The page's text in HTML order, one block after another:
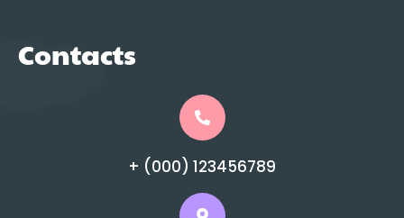
Contacts
+ (000) 123456789